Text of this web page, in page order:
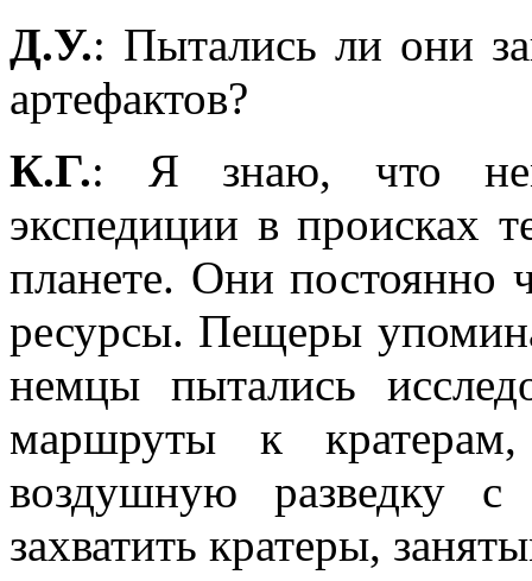
Д.У.: Пытались ли они
артефактов?
К.Г.: Я знаю, что
экспедиции в происках
планете. Они постоянно
ресурсы. Пещеры
немцы пытались
маршруты к
воздушную разведку с
захватить кратеры,